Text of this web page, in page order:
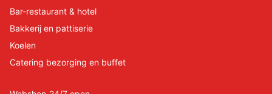
Bar-restaurant & hotel
Bakkerij en pattiserie
Koelen
Catering bezorging en buffet